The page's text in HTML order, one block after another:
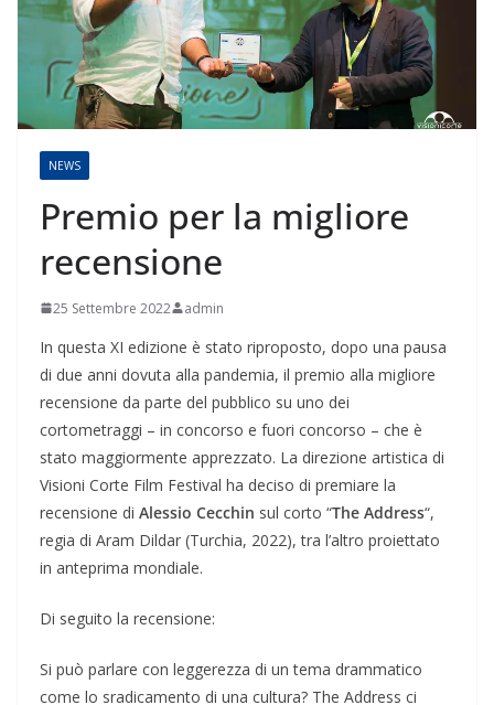
NEWS
Premio per la migliore
recensione
25 Settembre 2022 admin
In questa XI edizione è stato riproposto, dopo una pausa
di due anni dovuta alla pandemia, il premio alla migliore
recensione da parte del pubblico su uno dei
cortometraggi – in concorso e fuori concorso – che è
stato maggiormente apprezzato. La direzione artistica di
Visioni Corte Film Festival ha deciso di premiare la
recensione di Alessio Cecchin sul corto “The Address“,
regia di Aram Dildar (Turchia, 2022), tra l’altro proiettato
in anteprima mondiale.
Di seguito la recensione:
Si può parlare con leggerezza di un tema drammatico
come lo sradicamento di una cultura? The Address ci